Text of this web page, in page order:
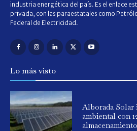
industria energética del país. Es el enlace
privada, con las paraestatales como
Federal de Electricidad.
Lo más visto
Alborada Solar
ambiental con